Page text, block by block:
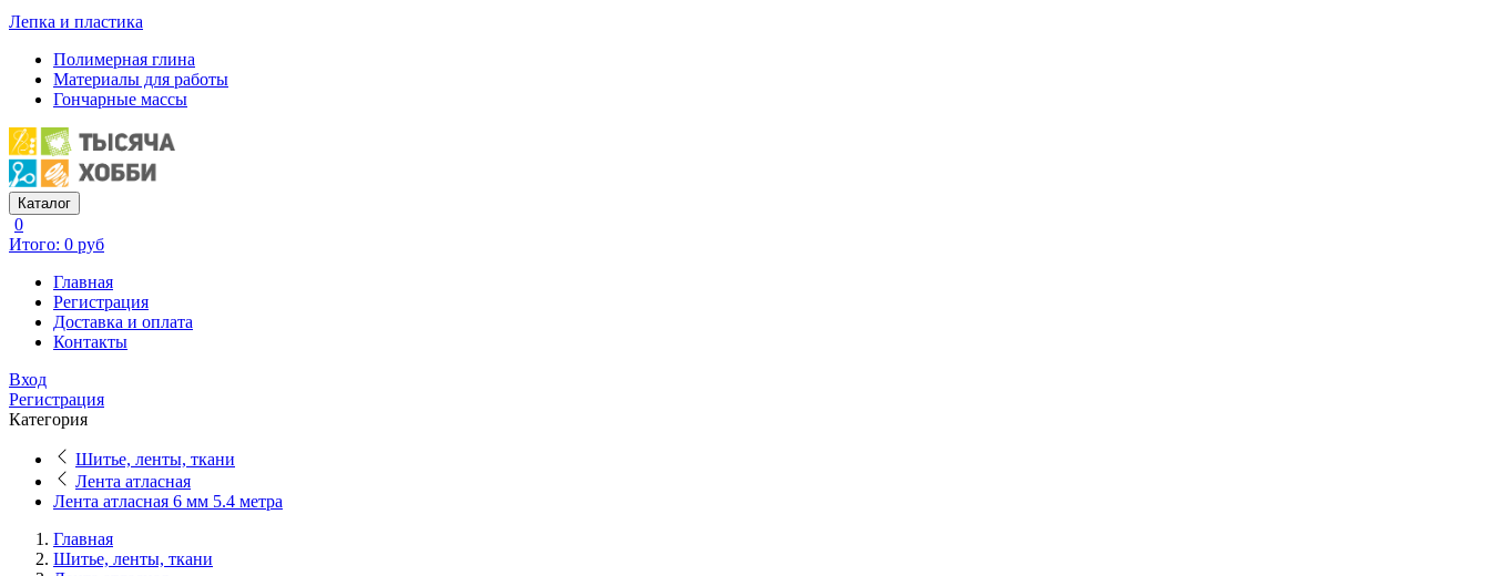
Лепка и пластика
Полимерная глина
Материалы для работы
Гончарные массы
Каталог
0
Итого: 0 руб
Главная
Регистрация
Доставка и оплата
Контакты
Вход
Регистрация
Категория
Шитье, ленты, ткани
Лента атласная
Лента атласная 6 мм 5.4 метра
Главная
Шитье, ленты, ткани